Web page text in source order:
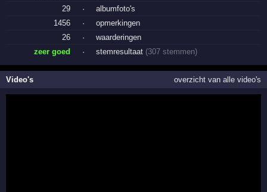
29
·
albumfoto's
1456
·
opmerkingen
26
·
waarderingen
zeer goed
· stemresultaat (307 stemmen)
Video's overzicht van alle video's